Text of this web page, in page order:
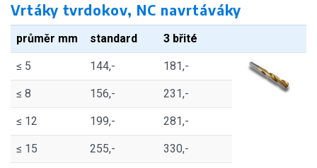
Vrtáky tvrdokov, NC navrtáváky
průměr mm standard 3 břité
≤ 5 144,- 181,-
≤ 8 156,- 231,-
≤ 12 199,- 281,-
≤ 15 255,- 330,-